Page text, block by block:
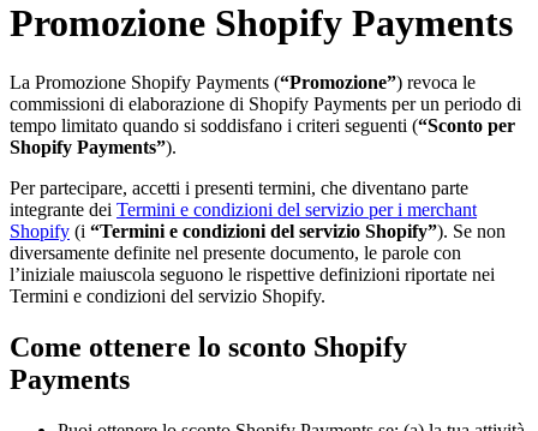
Promozione Shopify Payments
La Promozione Shopify Payments (“Promozione”) revoca le
commissioni di elaborazione di Shopify Payments per un periodo di
tempo limitato quando si soddisfano i criteri seguenti (“Sconto per
Shopify Payments”).
Per partecipare, accetti i presenti termini, che diventano parte
integrante dei Termini e condizioni del servizio per i merchant
Shopify (i “Termini e condizioni del servizio Shopify”). Se non
diversamente definite nel presente documento, le parole con
l’iniziale maiuscola seguono le rispettive definizioni riportate nei
Termini e condizioni del servizio Shopify.
Come ottenere lo sconto Shopify
Payments